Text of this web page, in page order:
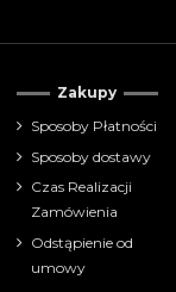
Zakupy
Sposoby Płatności
Sposoby dostawy
Czas Realizacji
Zamówienia
Odstąpienie od
umowy